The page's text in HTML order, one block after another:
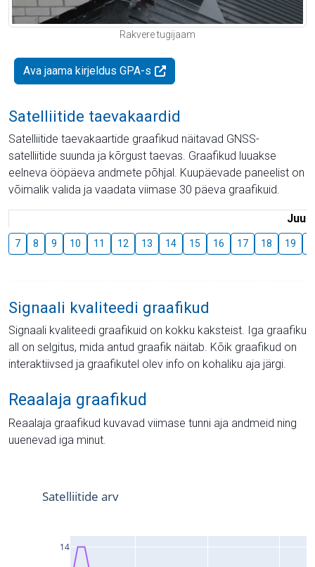
Rakvere tugijaam
Ava jaama kirjeldus GPA-s
Satelliitide taevakaardid
Satelliitide taevakaartide graafikud näitavad GNSS-
satelliitide suunda ja kõrgust taevas. Graafikud luuakse
eelneva ööpäeva andmete põhjal. Kuupäevade paneelist on
võimalik valida ja vaadata viimase 30 päeva graafikuid.
Juuli
7 8 9 10 11 12 13 14 15 16 17 18 19
Signaali kvaliteedi graafikud
Signaali kvaliteedi graafikuid on kokku kaksteist. Iga graafiku
all on selgitus, mida antud graafik näitab. Kõik graafikud on
interaktiivsed ja graafikutel olev info on kohaliku aja järgi.
Reaalaja graafikud
Reaalaja graafikud kuvavad viimase tunni aja andmeid ning
uuenevad iga minut.